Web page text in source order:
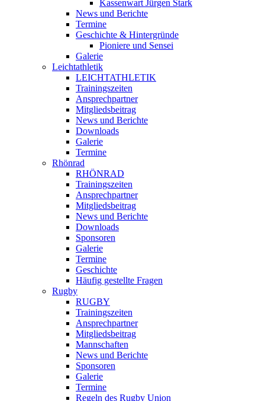
Kassenwart Jürgen Stark
News und Berichte
Termine
Geschichte & Hintergründe
Pioniere und Sensei
Galerie
Leichtathletik
LEICHTATHLETIK
Trainingszeiten
Ansprechpartner
Mitgliedsbeitrag
News und Berichte
Downloads
Galerie
Termine
Rhönrad
RHÖNRAD
Trainingszeiten
Ansprechpartner
Mitgliedsbeitrag
News und Berichte
Downloads
Sponsoren
Galerie
Termine
Geschichte
Häufig gestellte Fragen
Rugby
RUGBY
Trainingszeiten
Ansprechpartner
Mitgliedsbeitrag
Mannschaften
News und Berichte
Sponsoren
Galerie
Termine
Regeln des Rugby Union